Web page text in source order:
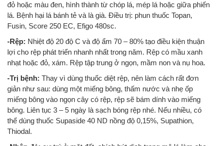
đỏ hoặc màu đen, hình thành từ chóp lá, mép lá hoặc giữa phiến
lá. Bệnh hại lá bánh tẻ và là già. Điều trị: phun thuốc Topan,
Fusin, Score 250 EC, Efigo 480sc.
-Rệp: Nhiệt độ 20 độ C và độ ẩm 70 – 80% tạo điều kiện thuận
lợi cho rệp phát triển nhanh nhất trong năm. Rệp có mầu xanh
nhạt hoặc đỏ, xám. Rệp tập trung ở ngọn, mầm non và nụ hoa.
-Trị bệnh: Thay vì dùng thuốc diệt rệp, nên làm cách rất đơn
giản như sau: dùng một miếng bông, thấm nước và nhẹ ốp
miếng bông vào ngọn cây có rệp, rệp sẽ bám dính vào miếng
bông. Liên tục 3 – 5 ngày là sạch bóng rệp nhé. Nếu nhiều, có
thể dùng thuốc Supaside 40 ND nồng độ 0,15%, Supathion,
Thiodal.